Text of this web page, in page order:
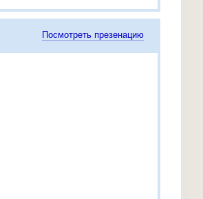
Посмотреть презенацию